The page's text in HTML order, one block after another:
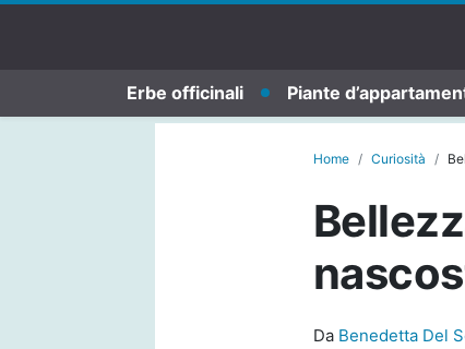
Erbe officinali Piante
Home Curiosità
Da Benedetta Del